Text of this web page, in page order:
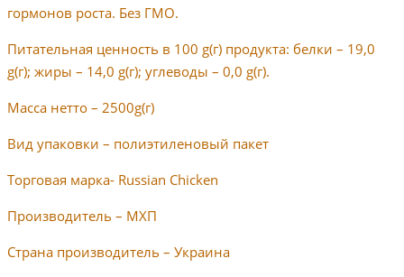
гормонов роста. Без ГМО.
Питательная ценность в 100 g(г) продукта: белки – 19,0
g(г); жиры – 14,0 g(г); углеводы – 0,0 g(г).
Масса нетто – 2500g(г)
Вид упаковки – полиэтиленовый пакет
Торговая марка- Russian Chicken
Производитель – МХП
Страна производитель – Украина